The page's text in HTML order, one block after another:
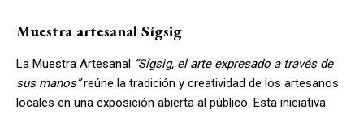
Muestra artesanal Sígsig
La Muestra Artesanal “Sígsig, el arte expresado a través de
sus manos”reúne la tradición y creatividad de los artesanos
locales en una exposición abierta al público. Esta iniciativa